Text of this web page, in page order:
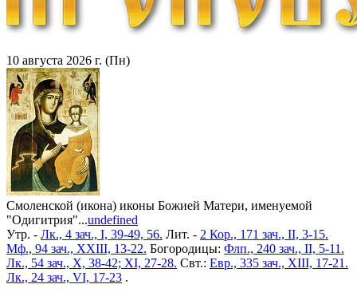
10 августа 2026 г. (Пн)
Смоленской (икона) иконы Божией Матери, именуемой
"Одигитрия"...undefined
Утр. - Лк., 4 зач., I, 39-49, 56. Лит. - 2 Кор., 171 зач., II, 3-15.
Мф., 94 зач., XXIII, 13-22. Богородицы: Флп., 240 зач., II, 5-11.
Лк., 54 зач., X, 38-42; XI, 27-28. Свт.: Евр., 335 зач., XIII, 17-21.
Лк., 24 зач., VI, 17-23 .